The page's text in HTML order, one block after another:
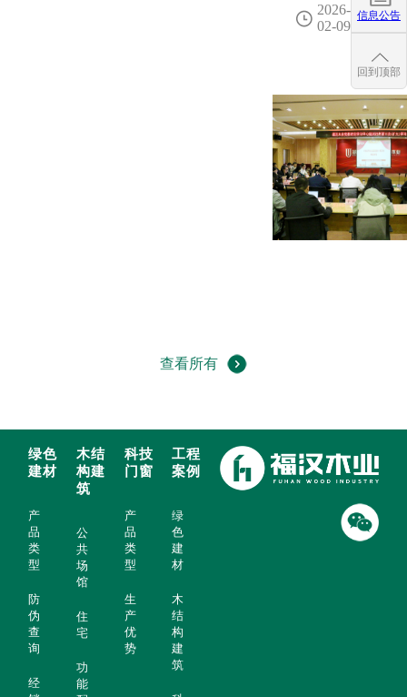
2026-
02-09
查看所有
绿色
建材
产
品
类
型
防
伪
查
询
经
木结
构建
筑
公
共
场
馆
住
宅
功
能
科技
门窗
产
品
类
型
生
产
优
势
工程
案例
绿
色
建
材
木
结
构
建
筑
信息公告
回到顶部